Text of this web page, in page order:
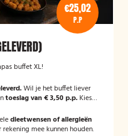
€25,02
P.P
buffet XL!
Wil je het buffet liever
toeslag van € 3,50 p.p. Kies
dieetwensen of allergieën
mee kunnen houden.